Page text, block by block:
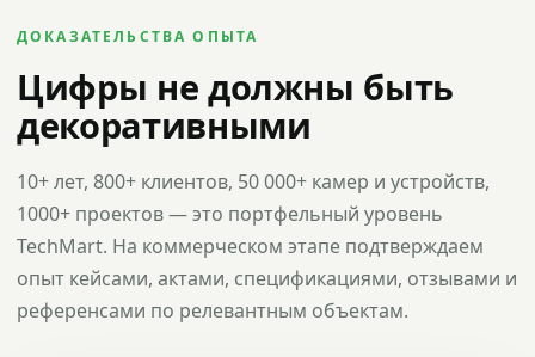
ДОКАЗАТЕЛЬСТВА ОПЫТА
Цифры не должны быть
декоративными
10+ лет, 800+ клиентов, 50 000+ камер и устройств,
1000+ проектов — это портфельный уровень
TechMart. На коммерческом этапе подтверждаем
опыт кейсами, актами, спецификациями, отзывами и
референсами по релевантным объектам.